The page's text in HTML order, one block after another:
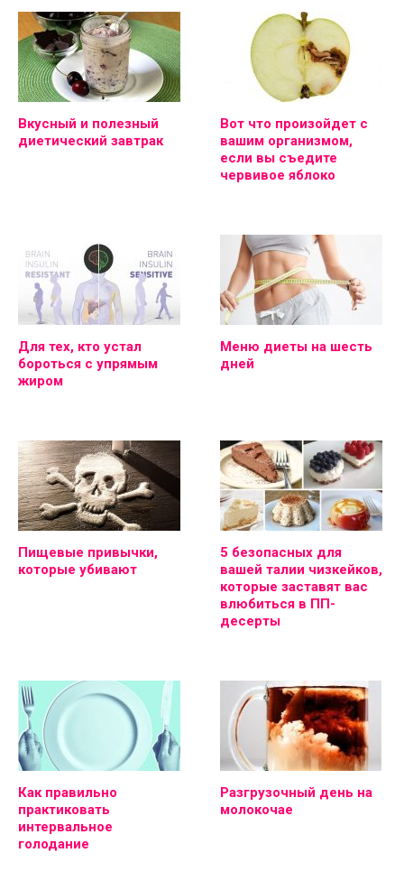
Вкусный и полезный
диетический завтрак
Вот что произойдет с
вашим организмом,
если вы съедите
червивое яблоко
Для тех, кто устал
бороться с упрямым
жиром
Меню диеты на шесть
дней
Пищевые привычки,
которые убивают
5 безопасных для
вашей талии чизкейков,
которые заставят вас
влюбиться в ПП-
десерты
Как правильно
практиковать
интервальное
голодание
Разгрузочный день на
молокочае